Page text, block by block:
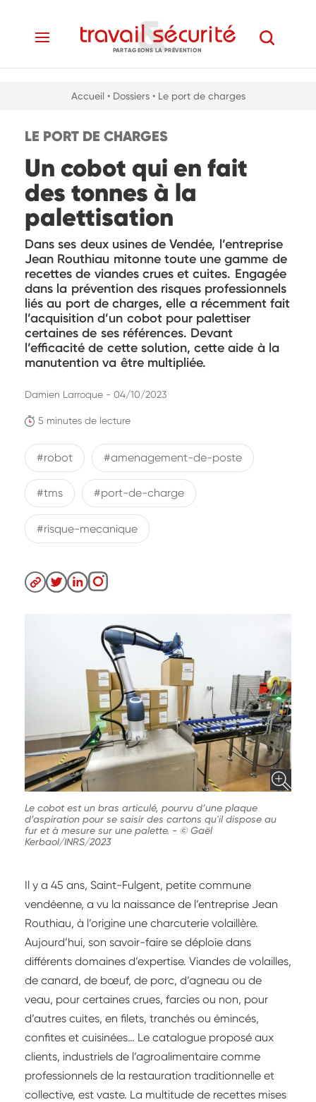
PARTAGEONS LA PRÉVENTION
Accueil • Dossiers • Le port de charges
LE PORT DE CHARGES
Un cobot qui en fait
des tonnes à la
palettisation
Dans ses deux usines de Vendée, l’entreprise
Jean Routhiau mitonne toute une gamme de
recettes de viandes crues et cuites. Engagée
dans la prévention des risques professionnels
liés au port de charges, elle a récemment fait
l’acquisition d’un cobot pour palettiser
certaines de ses références. Devant
l’efficacité de cette solution, cette aide à la
manutention va être multipliée.
5 minutes de lecture
Damien Larroque - 04/10/2023
#robot #amenagement-de-poste
#tms #port-de-charge
#risque-mecanique
Le cobot est un bras articulé, pourvu d’une plaque
d’aspiration pour se saisir des cartons qu'il dispose au
fur et à mesure sur une palette. - © Gaël
Kerbaol/INRS/2023
Il y a 45 ans, Saint-Fulgent, petite commune
vendéenne, a vu la naissance de l’entreprise Jean
Routhiau, à l’origine une charcuterie volaillère.
Aujourd’hui, son savoir-faire se déploie dans
différents domaines d’expertise. Viandes de volailles,
de canard, de bœuf, de porc, d’agneau ou de
veau, pour certaines crues, farcies ou non, pour
d’autres cuites, en filets, tranchés ou émincés,
confites et cuisinées… Le catalogue proposé aux
clients, industriels de l’agroalimentaire comme
professionnels de la restauration traditionnelle et
collective, est vaste. La multitude de recettes mises